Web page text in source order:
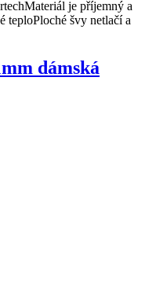
dámské
je příjemný a
teploPloché švy netlačí a
dámská